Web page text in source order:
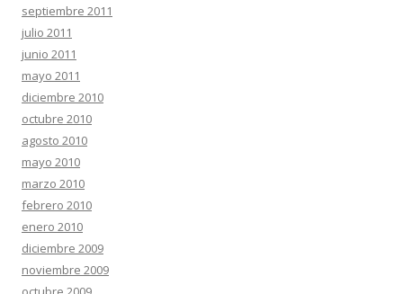
septiembre 2011
julio 2011
junio 2011
mayo 2011
diciembre 2010
octubre 2010
agosto 2010
mayo 2010
marzo 2010
febrero 2010
enero 2010
diciembre 2009
noviembre 2009